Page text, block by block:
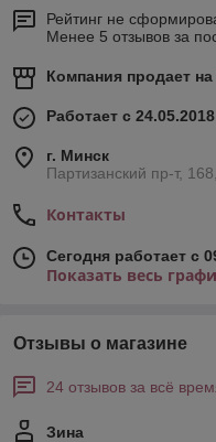
Рейтинг не
Менее 5 отзывов за
Компания продает на
Работает с 24.05.2018
г. Минск
Партизанский пр-т,
Контакты
Сегодня работает с
Показать весь
Отзывы о магазине
24 отзывов за всё
Зина